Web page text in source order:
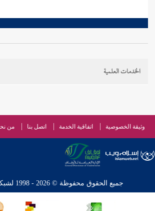
الخدمات العلمية
وثيقة الخصوصية اتفاقية الخدمة اتصل بنا من
جميع الحقوق محفوظة © 2026 - 1998 لشبكة إسلام ويب